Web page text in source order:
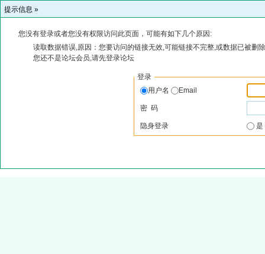
提示信息 »
您没有登录或者您没有权限访问此页面，可能有如下几个原因:
读取数据错误,原因：您要访问的链接无效,可能链接不完整,或数据已被删
您还不是论坛会员,请先登录论坛
登录
用户名
Email
密 码
隐身登录